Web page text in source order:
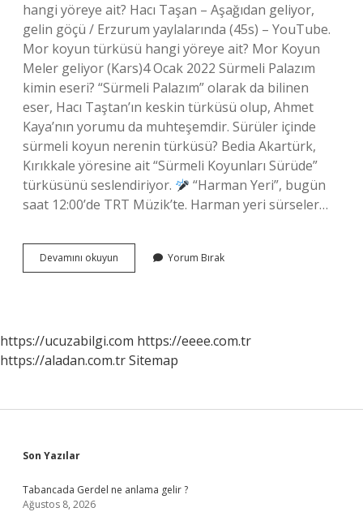
hangi yöreye ait? Hacı Taşan – Aşağıdan geliyor,
gelin göçü / Erzurum yaylalarında (45s) – YouTube.
Mor koyun türküsü hangi yöreye ait? Mor Koyun
Meler geliyor (Kars)4 Ocak 2022 Sürmeli Palazım
kimin eseri? “Sürmeli Palazım” olarak da bilinen
eser, Hacı Taştan’ın keskin türküsü olup, Ahmet
Kaya’nın yorumu da muhteşemdir. Sürüler içinde
sürmeli koyun nerenin türküsü? Bedia Akartürk,
Kırıkkale yöresine ait “Sürmeli Koyunları Sürüde”
türküsünü seslendiriyor.
“Harman Yeri”, bugün
saat 12:00’de TRT Müzik’te. Harman yeri sürseler…
Devamını okuyun
Içinde
Ait
Yorum Bırak
https://ucuzabilgi.com https://eeee.com.tr
https://aladan.com.trSitemap
Sidebar
Son Yazılar
Tabancada Gerdel ne anlama gelir ?
Ağustos 8, 2026